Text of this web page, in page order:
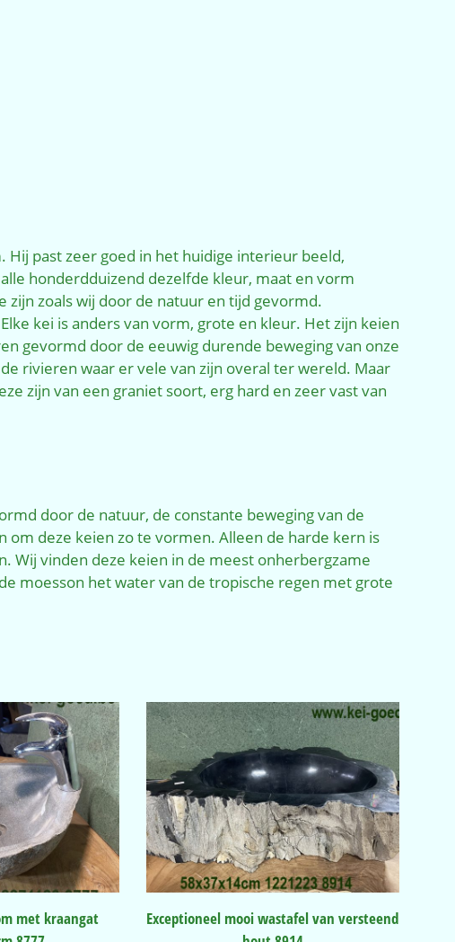
Hij past zeer goed in het huidige interieur beeld,
honderdduizend dezelfde kleur, maat en vorm
zijn zoals wij door de natuur en tijd gevormd.
kei is anders van vorm, grote en kleur. Het zijn keien
gevormd door de eeuwig durende beweging van onze
rivieren waar er vele van zijn overal ter wereld. Maar
zijn van een graniet soort, erg hard en zeer vast van
door de natuur, de constante beweging van de
deze keien zo te vormen. Alleen de harde kern is
Wij vinden deze keien in de meest onherbergzame
moesson het water van de tropische regen met grote
met kraangat
Exceptioneel mooi wastafel van versteend